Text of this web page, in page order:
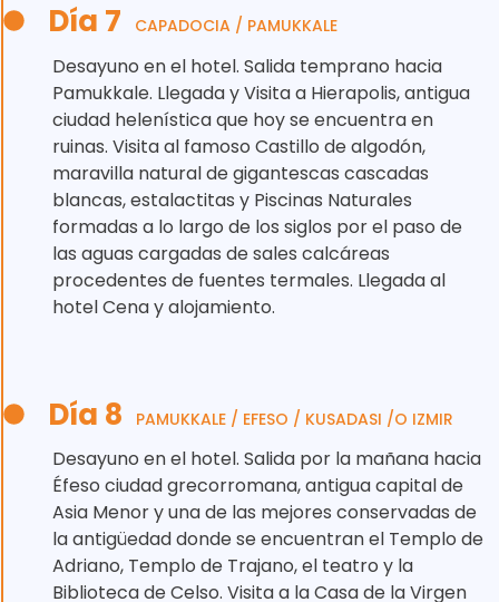
Día 7 CAPADOCIA / PAMUKKALE
Desayuno en el hotel. Salida temprano hacia
Pamukkale. Llegada y Visita a Hierapolis, antigua
ciudad helenística que hoy se encuentra en
ruinas. Visita al famoso Castillo de algodón,
maravilla natural de gigantescas cascadas
blancas, estalactitas y Piscinas Naturales
formadas a lo largo de los siglos por el paso de
las aguas cargadas de sales calcáreas
procedentes de fuentes termales. Llegada al
hotel Cena y alojamiento.
Día 8 PAMUKKALE / EFESO / KUSADASI /O IZMIR
Desayuno en el hotel. Salida por la mañana hacia
Éfeso ciudad grecorromana, antigua capital de
Asia Menor y una de las mejores conservadas de
la antigüedad donde se encuentran el Templo de
Adriano, Templo de Trajano, el teatro y la
Biblioteca de Celso. Visita a la Casa de la Virgen